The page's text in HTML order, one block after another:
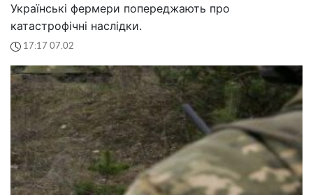
Українські фермери попереджають про
катастрофічні наслідки.
17:17 07.02